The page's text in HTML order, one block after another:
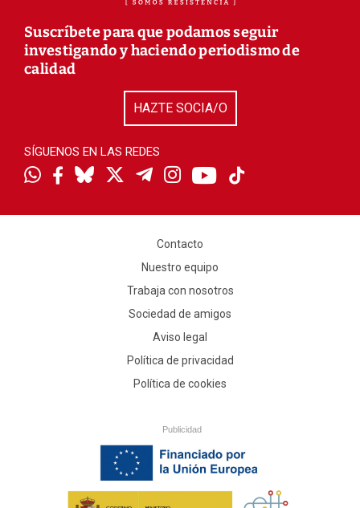
Suscríbete para que podamos seguir
investigando y haciendo periodismo de
calidad
HAZTE SOCIA/O
SÍGUENOS EN LAS REDES
Contacto
Nuestro equipo
Trabaja con nosotros
Sociedad de amigos
Aviso legal
Política de privacidad
Política de cookies
Publicidad